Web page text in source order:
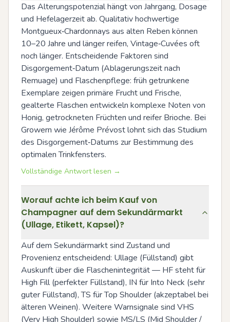
Das Alterungspotenzial hängt von Jahrgang, Dosage
und Hefelagerzeit ab. Qualitativ hochwertige
Montgueux‑Chardonnays aus alten Reben können
10–20 Jahre und länger reifen, Vintage‑Cuvées oft
noch länger. Entscheidende Faktoren sind
Disgorgement‑Datum (Ablagerungszeit nach
Remuage) und Flaschenpflege: früh getrunkene
Exemplare zeigen primäre Frucht und Frische,
gealterte Flaschen entwickeln komplexe Noten von
Honig, getrockneten Früchten und reifer Brioche. Bei
Growern wie Jérôme Prévost lohnt sich das Studium
des Disgorgement‑Datums zur Bestimmung des
optimalen Trinkfensters.
Vollständige Antwort lesen →
Worauf achte ich beim Kauf von
Champagner auf dem Sekundärmarkt
(Ullage, Etikett, Kapsel)?
Auf dem Sekundärmarkt sind Zustand und
Provenienz entscheidend: Ullage (Füllstand) gibt
Auskunft über die Flaschenintegrität — HF steht für
High Fill (perfekter Füllstand), IN für Into Neck (sehr
guter Füllstand), TS für Top Shoulder (akzeptabel bei
älteren Weinen). Weitere Warnsignale sind VHS
(Very High Shoulder) sowie MS/LS (Mid Shoulder /